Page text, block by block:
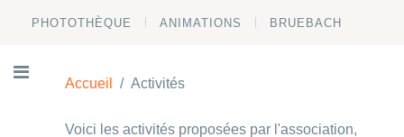
PHOTOTHÈQUE ANIMATIONS BRUEBACH
Accueil Activités
Voici les activités proposées par l'association,